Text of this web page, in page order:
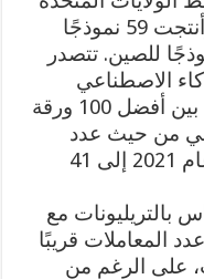
ببراءات اختراع ذات تأثير أكبر، وأنتجت 59 نموذجًا
عام 2025 مقابل 35 نموذجًا للصين. تتصدر
الاصطناعي
للفرد، وارتفعت حصة الصين من بين أفضل 100 ورقة
من حيث عدد
الاستشهادات من 33 ورقة في عام 2021 إلى 41
بالتريليونات مع
المعاملات قريبًا
على الرغم من